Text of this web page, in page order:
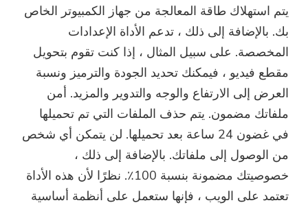
يتم استهلاك طاقة المعالجة من جهاز الكمبيوتر الخاص
بك. بالإضافة إلى ذلك ، تدعم الأداة الإعدادات
المخصصة. على سبيل المثال ، إذا كنت تقوم بتحويل
مقطع فيديو ، فيمكنك تحديد الجودة والترميز ونسبة
العرض إلى الارتفاع والوجه والتدوير والمزيد. أمن
ملفاتك مضمون. يتم حذف الملفات التي تم تحميلها
في غضون 24 ساعة بعد تحميلها. لن يتمكن أي شخص
من الوصول إلى ملفاتك. بالإضافة إلى ذلك ،
خصوصيتك مضمونة بنسبة 100٪. نظرًا لأن هذه الأداة
تعتمد على الويب ، فإنها ستعمل على أنظمة أساسية